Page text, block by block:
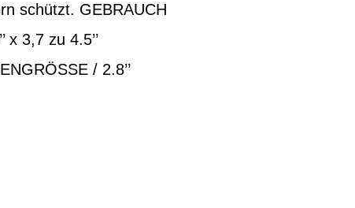
schützt. GEBRAUCH
3,7 zu 4.5’’
/ 2.8’’